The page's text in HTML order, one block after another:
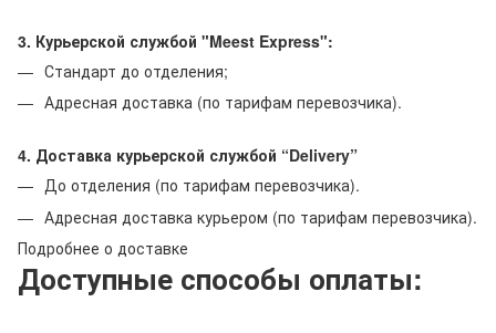
3. Курьерской службой "Meest Express":
Стандарт до отделения;
Адресная доставка (по тарифам перевозчика).
4. Доставка курьерской службой “Delivery”
До отделения (по тарифам перевозчика).
Адресная доставка курьером (по тарифам перевозчика).
Подробнее о доставке
Доступные способы оплаты: